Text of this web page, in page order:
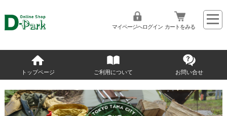
マイページへログイン カートをみる
トップページ ご利用について お問い合せ